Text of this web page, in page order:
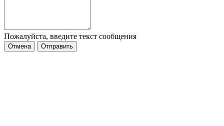
Пожалуйста, введите текст сообщения
Отмена Отправить